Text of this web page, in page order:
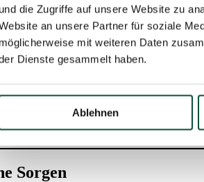
und die Zugriffe auf unsere Website zu
an unsere Partner für soziale
möglicherweise mit weiteren Daten
Dienste gesammelt haben.
Ablehnen
Weihnachtsbaum mag zunächst höher
ausschließlich aus 3D-Nadeln und
und Modernste, was der Markt zu bieten
Sorgen